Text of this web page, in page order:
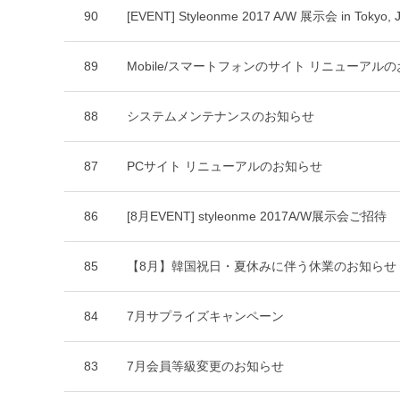
90 [EVENT] Styleonme 2017 A​/W 展示会 in Tokyo,
89 Mobile/スマートフォンのサイト リニューアルの
88 システムメンテナンスのお知らせ
87 PCサイト リニューアルのお知らせ
86 [8月EVENT] styleonme 2017A/W展示会ご招待
85 【8月】韓国祝日・夏休みに伴う休業のお知らせ
84 7月サプライズキャンペーン
83 7月会員等級変更のお知らせ